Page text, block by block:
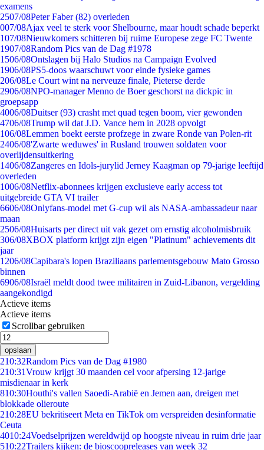
examens
2507/08Peter Faber (82) overleden
007/08Ajax veel te sterk voor Shelbourne, maar houdt schade beperkt
107/08Nieuwkomers schitteren bij ruime Europese zege FC Twente
1907/08Random Pics van de Dag #1978
1506/08Ontslagen bij Halo Studios na Campaign Evolved
1906/08PS5-doos waarschuwt voor einde fysieke games
206/08Le Court wint na nerveuze finale, Pieterse derde
2906/08NPO-manager Menno de Boer geschorst na dickpic in
groepsapp
4006/08Duitser (93) crasht met quad tegen boom, vier gewonden
4706/08Trump wil dat J.D. Vance hem in 2028 opvolgt
106/08Lemmen boekt eerste profzege in zware Ronde van Polen-rit
2406/08'Zwarte weduwes' in Rusland trouwen soldaten voor
overlijdensuitkering
1406/08Zangeres en Idols-jurylid Jerney Kaagman op 79-jarige leeftijd
overleden
1006/08Netflix-abonnees krijgen exclusieve early access tot
uitgebreide GTA VI trailer
6606/08Onlyfans-model met G-cup wil als NASA-ambassadeur naar
maan
2506/08Huisarts per direct uit vak gezet om ernstig alcoholmisbruik
306/08XBOX platform krijgt zijn eigen "Platinum" achievements dit
jaar
1206/08Capibara's lopen Braziliaans parlementsgebouw Mato Grosso
binnen
6906/08Israël meldt dood twee militairen in Zuid-Libanon, vergelding
aangekondigd
Actieve items
Actieve items
Scrollbar gebruiken
opslaan
210:32Random Pics van de Dag #1980
210:31Vrouw krijgt 30 maanden cel voor afpersing 12-jarige
misdienaar in kerk
810:30Houthi's vallen Saoedi-Arabië en Jemen aan, dreigen met
blokkade olieroute
210:28EU bekritiseert Meta en TikTok om verspreiden desinformatie
Ceuta
4010:24Voedselprijzen wereldwijd op hoogste niveau in ruim drie jaar
510:22Trailers kijken: de bioscoopreleases van week 32